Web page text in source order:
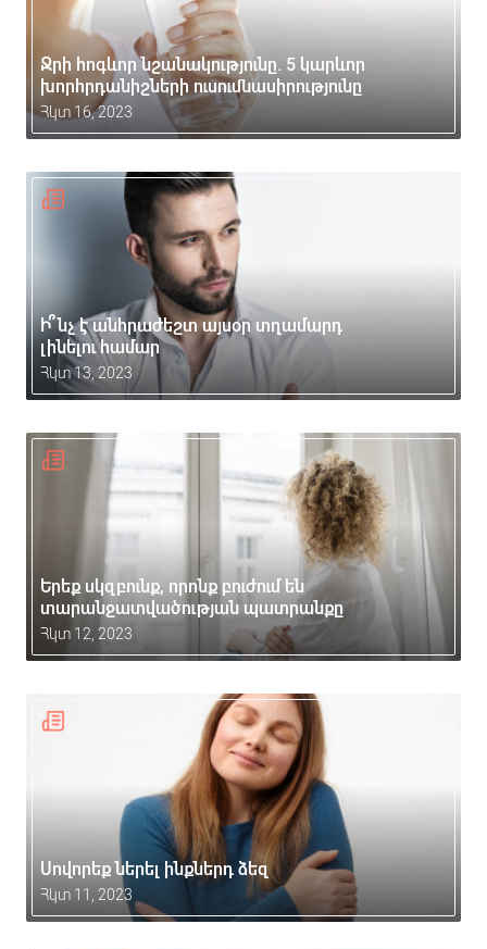
Ջրի հոգևոր նշանակությունը. 5 կարևոր
խորհրդանիշների ուսումնասիրությունը
Հկտ 16, 2023
Ի՞նչ է անհրաժեշտ այսօր տղամարդ
լինելու համար
Հկտ 13, 2023
Երեք սկզբունք, որոնք բուժում են
տարանջատվածության պատրանքը
Հկտ 12, 2023
Սովորեք ներել ինքներդ ձեզ
Հկտ 11, 2023